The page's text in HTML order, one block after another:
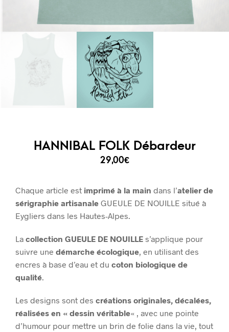
HANNIBAL FOLK Débardeur
29,00€
Chaque article est imprimé à la main dans l’atelier de
sérigraphie artisanale GUEULE DE NOUILLE situé à
Eygliers dans les Hautes-Alpes.
La collection GUEULE DE NOUILLE s’applique pour
suivre une démarche écologique, en utilisant des
encres à base d’eau et du coton biologique de
qualité.
Les designs sont des créations originales, décalées,
réalisées en « dessin véritable« , avec une pointe
d’humour pour mettre un brin de folie dans la vie, tout